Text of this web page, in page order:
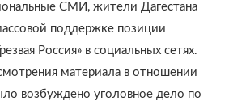
СМИ, жители Дагестана
поддержке позиции
Россия» в социальных сетях.
материала в отношении
возбуждено уголовное дело по